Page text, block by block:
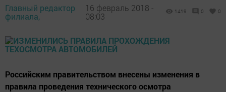
Главный редактор
филиала,
16 февраль 2018 -
08:03
1419 0 0
Российским правительством внесены изменения в
правила проведения технического осмотра